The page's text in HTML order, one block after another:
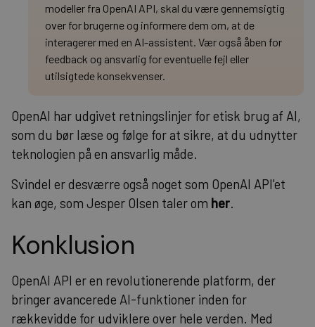
modeller fra OpenAI API, skal du være gennemsigtig
over for brugerne og informere dem om, at de
interagerer med en AI-assistent. Vær også åben for
feedback og ansvarlig for eventuelle fejl eller
utilsigtede konsekvenser.
OpenAI har udgivet retningslinjer for etisk brug af AI,
som du bør læse og følge for at sikre, at du udnytter
teknologien på en ansvarlig måde.
Svindel er desværre også noget som OpenAI API'et
kan øge, som Jesper Olsen taler om her.
Konklusion
OpenAI API er en revolutionerende platform, der
bringer avancerede AI-funktioner inden for
rækkevidde for udviklere over hele verden. Med